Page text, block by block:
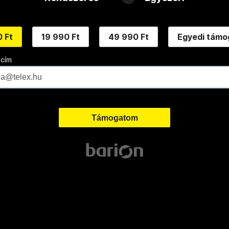
Ft 19 990 Ft 49 990 Ft Egyedi